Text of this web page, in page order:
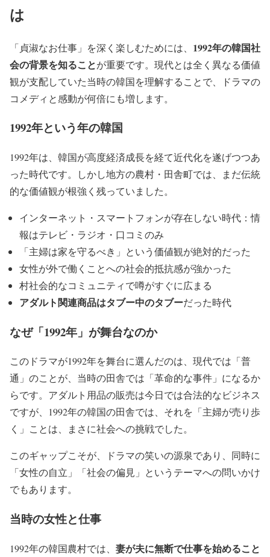
は
「貞淑なお仕事」を深く楽しむためには、 1992年の韓国社
会の背景を知ることが重要です。現代とは全く異なる価値
観が支配していた当時の韓国を理解することで、ドラマの
コメディと感動が何倍にも増します。
1992年という年の韓国
1992年は、韓国が高度経済成長を経て近代化を遂げつつあ
った時代です。しかし地方の農村・田舎町では、まだ伝統
的な価値観が根強く残っていました。
インターネット・スマートフォンが存在しない時代 ：情
報はテレビ・ラジオ・口コミのみ
「主婦は家を守るべき」という価値観が絶対的だった
女性が外で働くことへの社会的抵抗感が強かった
村社会的なコミュニティで噂がすぐに広まる
アダルト関連商品はタブー中のタブーだった時代
なぜ「1992年」が舞台なのか
このドラマが1992年を舞台に選んだのは、 現代では「普
通」のことが、当時の田舎では「革命的な事件」になるか
らです。アダルト用品の販売は今日では合法的なビジネス
ですが、1992年の韓国の田舎では、それを「主婦が売り歩
く」ことは、まさに社会への挑戦でした。
このギャップこそが、ドラマの笑いの源泉であり、同時に
「女性の自立」「社会の偏見」というテーマへの問いかけ
でもあります。
当時の女性と仕事
1992年の韓国農村では、 妻が夫に無断で仕事を始めること